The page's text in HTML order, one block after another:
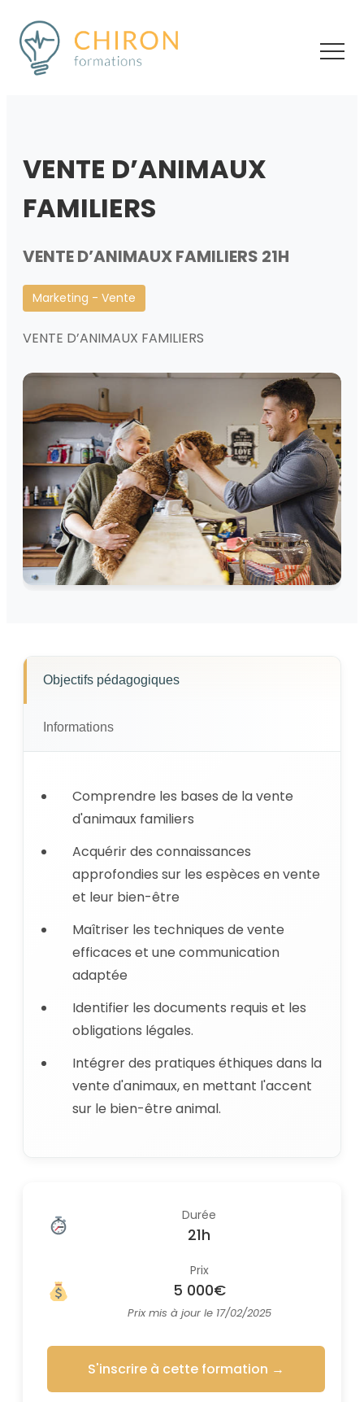
VENTE D’ANIMAUX
FAMILIERS
VENTE D’ANIMAUX FAMILIERS 21H
Marketing - Vente
VENTE D’ANIMAUX FAMILIERS
Objectifs pédagogiques
Informations
Comprendre les bases de la vente
d'animaux familiers
Acquérir des connaissances
approfondies sur les espèces en vente
et leur bien-être
Maîtriser les techniques de vente
efficaces et une communication
adaptée
Identifier les documents requis et les
obligations légales.
Intégrer des pratiques éthiques dans la
vente d'animaux, en mettant l'accent
sur le bien-être animal.
Durée
21h
Prix
5 000€
Prix mis à jour le 17/02/2025
S'inscrire à cette formation →